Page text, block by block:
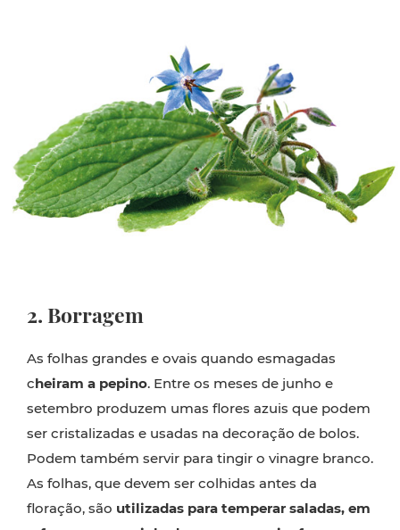
2. Borragem
As folhas grandes e ovais quando esmagadas
cheiram a pepino. Entre os meses de junho e
setembro produzem umas flores azuis que podem
ser cristalizadas e usadas na decoração de bolos.
Podem também servir para tingir o vinagre branco.
As folhas, que devem ser colhidas antes da
floração, são utilizadas para temperar saladas, em